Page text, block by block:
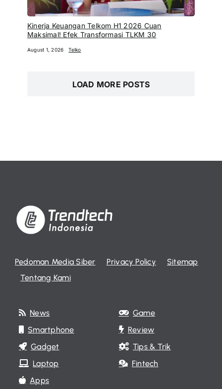
Kinerja Keuangan Telkom H1 2026 Cuan
Maksimal! Efek Transformasi TLKM 30
August 1, 2026 Telko
LOAD MORE POSTS
Pedoman Media Siber Privacy Policy
Sitemap
Tentang Kami
News
Smartphone
Gadget
Laptop
Apps
Game
Review
Tips & Trik
Fintech